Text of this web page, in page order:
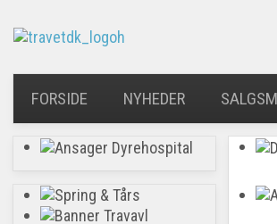
FORSIDE NYHEDER